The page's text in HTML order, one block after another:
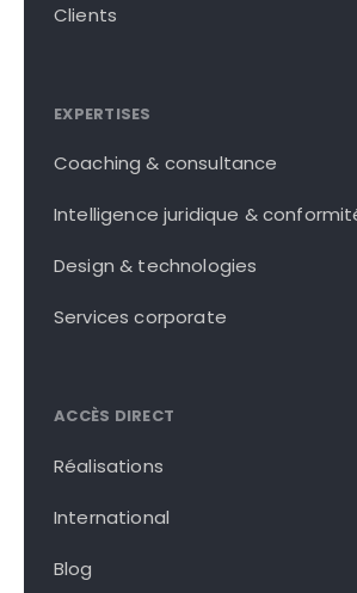
Clients
EXPERTISES
Coaching & consultance
Intelligence juridique &
Design & technologies
Services corporate
ACCÈS DIRECT
Réalisations
International
Blog